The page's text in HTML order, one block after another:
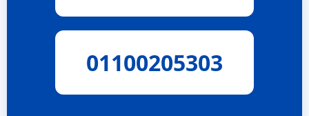
01100205303